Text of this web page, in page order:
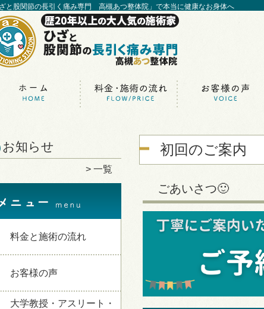
ざと股関節の長引く痛み専門 高槻あつ整体院」で本当に健康なお身体へ
お知らせ
一覧
料金と施術の流れ
お客様の声
大学教授・アスリート・
初回のご案内
ごあいさつ🙂